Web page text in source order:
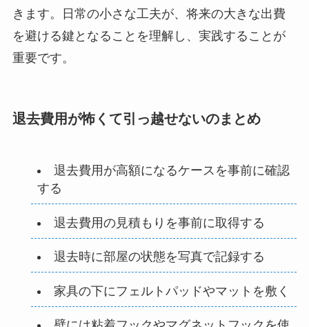
きます。日常の小さな工夫が、将来の大きな出費
を避ける鍵となることを理解し、実践することが
重要です。
退去費用が怖くて引っ越せないのまとめ
退去費用が高額になるケースを事前に確認
する
退去費用の見積もりを事前に取得する
退去時に部屋の状態を写真で記録する
家具の下にフェルトパッドやマットを敷く